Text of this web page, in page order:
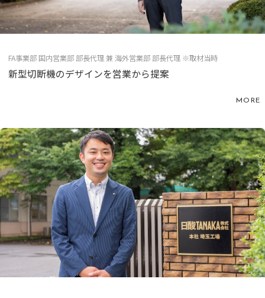
FA事業部 国内営業部 部長代理 兼 海外営業部 部長代理 ※取材当時
新型切断機のデザインを営業から提案
MORE